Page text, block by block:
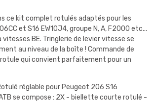
ce kit complet rotulés adaptés pour les
et S16 EW10J4, groupe N, A, F2000 etc...
BE. Tringlerie de levier vitesse se
au niveau de la boîte ! Commande de
qui convient parfaitement pour un
réglable pour Peugeot 206 S16
se compose : 2X - biellette courte rotulé -